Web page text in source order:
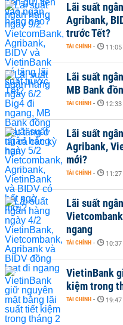
Lãi suất
Agribank,
trước Tết?
TÀI CHÍNH -
Lãi suất
MB Bank
TÀI CHÍNH -
Lãi suất
Agribank,
mới?
TÀI CHÍNH -
Lãi suất
ngang
TÀI CHÍNH -
VietinBank
kiệm trong
TÀI CHÍNH -